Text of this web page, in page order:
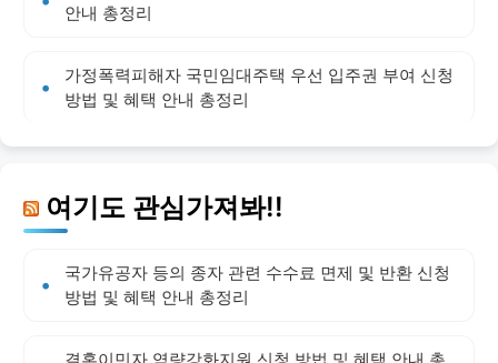
안내 총정리
가정폭력피해자 국민임대주택 우선 입주권 부여 신청
방법 및 혜택 안내 총정리
여기도 관심가져봐!!
국가유공자 등의 종자 관련 수수료 면제 및 반환 신청
방법 및 혜택 안내 총정리
결혼이민자 역량강화지원 신청 방법 및 혜택 안내 총